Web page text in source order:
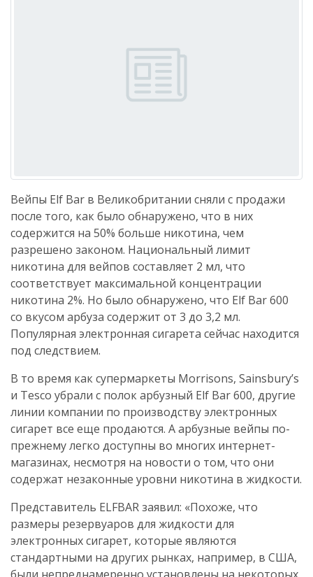
Вейпы Elf Bar в Великобритании сняли с продажи
после того, как было обнаружено, что в них
содержится на 50% больше никотина, чем
разрешено законом. Национальный лимит
никотина для вейпов составляет 2 мл, что
соответствует максимальной концентрации
никотина 2%. Но было обнаружено, что Elf Bar 600
со вкусом арбуза содержит от 3 до 3,2 мл.
Популярная электронная сигарета сейчас находится
под следствием.
В то время как супермаркеты Morrisons, Sainsbury’s
и Tesco убрали с полок арбузный Elf Bar 600, другие
линии компании по производству электронных
сигарет все еще продаются. А арбузные вейпы по-
прежнему легко доступны во многих интернет-
магазинах, несмотря на новости о том, что они
содержат незаконные уровни никотина в жидкости.
Представитель ELFBAR заявил: «Похоже, что
размеры резервуаров для жидкости для
электронных сигарет, которые являются
стандартными на других рынках, например, в США,